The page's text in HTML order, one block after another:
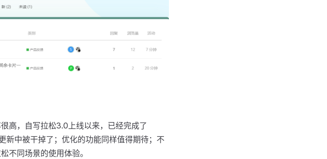
高，自写拉松3.0上线以来，已经完成了
中被干掉了；优化的功能同样值得期待；不
不同场景的使用体验。